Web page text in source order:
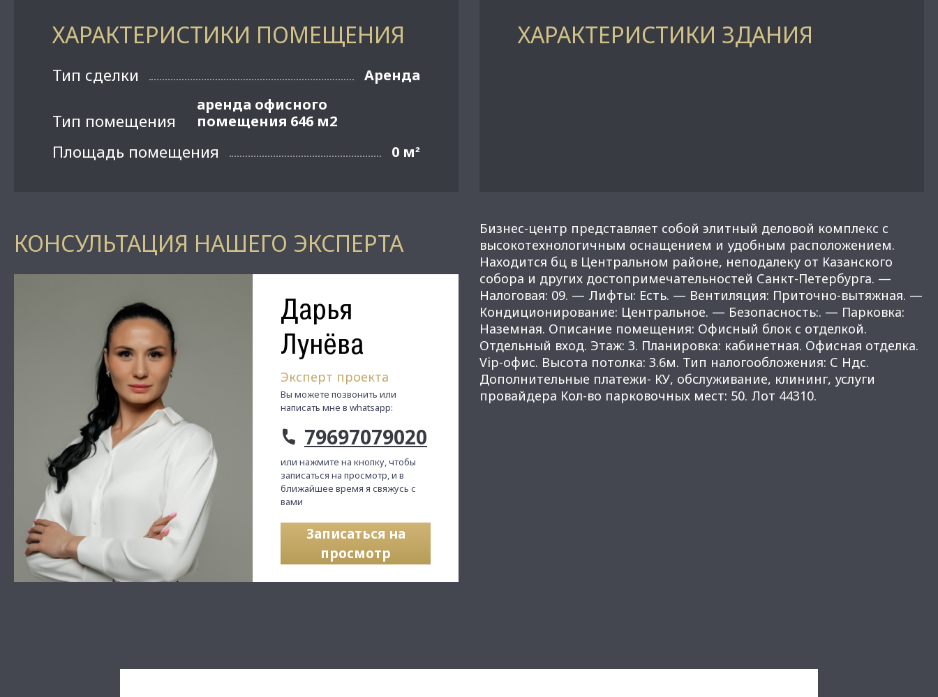
ХАРАКТЕРИСТИКИ ПОМЕЩЕНИЯ
Тип сделки Аренда
Тип помещения
аренда офисного
помещения 646 м2
Площадь помещения 0 м²
ХАРАКТЕРИСТИКИ ЗДАНИЯ
КОНСУЛЬТАЦИЯ НАШЕГО ЭКСПЕРТА
Дарья
Лунёва
Эксперт проекта
Вы можете позвонить или
написать мне в whatsapp:
79697079020
или нажмите на кнопку, чтобы
записаться на просмотр, и в
ближайшее время я свяжусь с
вами
Записаться на
просмотр
Бизнес-центр представляет собой элитный деловой комплекс с
высокотехнологичным оснащением и удобным расположением.
Находится бц в Центральном районе, неподалеку от Казанского
собора и других достопримечательностей Санкт-Петербурга. —
Налоговая: 09. — Лифты: Есть. — Вентиляция: Приточно-вытяжная. —
Кондиционирование: Центральное. — Безопасность:. — Парковка:
Наземная. Описание помещения: Офисный блок с отделкой.
Отдельный вход. Этаж: 3. Планировка: кабинетная. Офисная отделка.
Vip-офис. Высота потолка: 3.6м. Тип налогообложения: С Ндс.
Дополнительные платежи- КУ, обслуживание, клининг, услуги
провайдера Кол-во парковочных мест: 50. Лот 44310.